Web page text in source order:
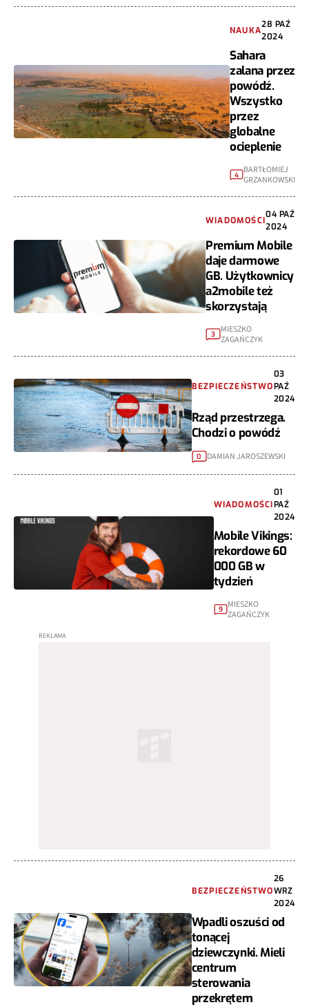
NAUKA
28 PAŹ
2024
Sahara
zalana przez
powódź.
Wszystko
przez
globalne
ocieplenie
4
BARTŁOMIEJ
GRZANKOWSKI
WIADOMOŚCI
04 PAŹ
2024
Premium Mobile
daje darmowe
GB. Użytkownicy
a2mobile też
skorzystają
3
MIESZKO
ZAGAŃCZYK
BEZPIECZEŃSTWO
03
PAŹ
2024
Rząd przestrzega.
Chodzi o powódź
0 DAMIAN JAROSZEWSKI
WIADOMOŚCI
01
PAŹ
2024
Mobile Vikings:
rekordowe 60
000 GB w
tydzień
9 MIESZKO
ZAGAŃCZYK
BEZPIECZEŃSTWO
26
WRZ
2024
Wpadli oszuści od
tonącej
dziewczynki. Mieli
centrum
sterowania
przekrętem